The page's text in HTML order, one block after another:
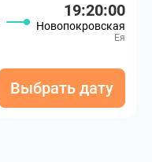
19:20:00
Новопокровская
Ея
Выбрать дату